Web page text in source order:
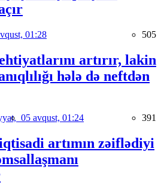
01:28 505
artırır, lakin
hələ də neftdən
05 avqust, 01:24 391
artımın zəiflədiyi